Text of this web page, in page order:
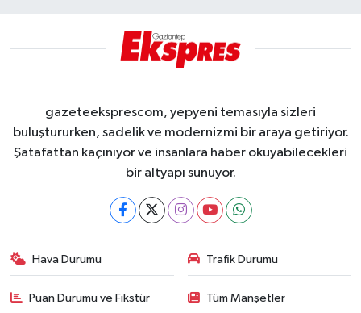
gazeteeksprescom, yepyeni temasıyla sizleri
buluştururken, sadelik ve modernizmi bir araya getiriyor.
Şatafattan kaçınıyor ve insanlara haber okuyabilecekleri
bir altyapı sunuyor.
Hava Durumu Trafik Durumu
Puan Durumu ve Fikstür Tüm Manşetler